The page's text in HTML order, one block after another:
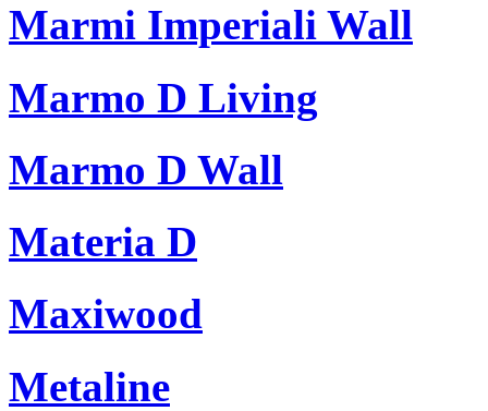
Marmi Imperiali Wall
Marmo D Living
Marmo D Wall
Materia D
Maxiwood
Metaline